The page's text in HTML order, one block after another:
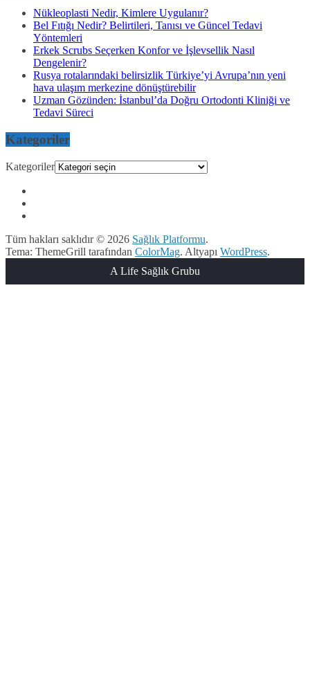
Nükleoplasti Nedir, Kimlere Uygulanır?
Bel Fıtığı Nedir? Belirtileri, Tanısı ve Güncel Tedavi
Yöntemleri
Erkek Scrubs Seçerken Konfor ve İşlevsellik Nasıl
Dengelenir?
Rusya rotalarındaki belirsizlik Türkiye’yi Avrupa’nın yeni
hava ulaşım merkezine dönüştürebilir
Uzman Gözünden: İstanbul’da Doğru Ortodonti Kliniği ve
Tedavi Süreci
Kategoriler
Kategoriler
Tüm hakları saklıdır © 2026 Sağlık Platformu.
Tema: ThemeGrill tarafından ColorMag. Altyapı WordPress.
A Life Sağlık Grubu